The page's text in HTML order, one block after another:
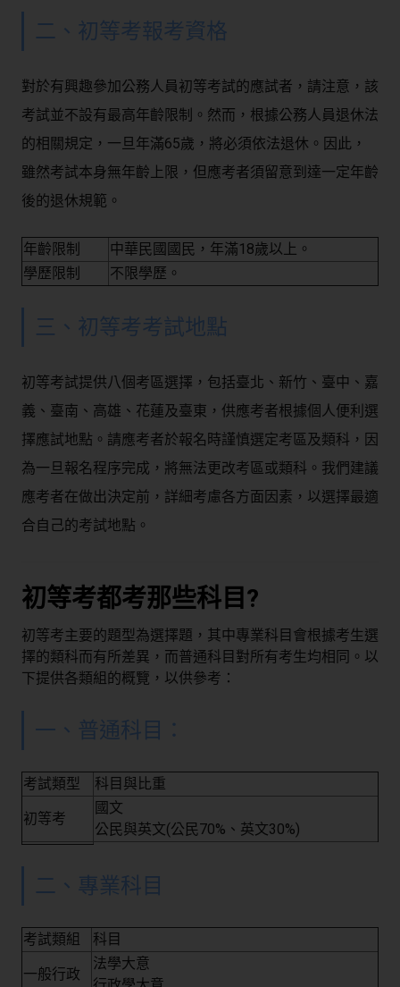
二、初等考報考資格
對於有興趣參加公務人員初等考試的應試者，請注意，該
考試並不設有最高年齡限制。然而，根據公務人員退休法
的相關規定，一旦年滿65歲，將必須依法退休。因此，
雖然考試本身無年齡上限，但應考者須留意到達一定年齡
後的退休規範。
年齡限制
中華民國國民，年滿18歲以上。
學歷限制
不限學歷。
三、初等考考試地點
初等考試提供八個考區選擇，包括臺北、新竹、臺中、嘉
義、臺南、高雄、花蓮及臺東，供應考者根據個人便利選
擇應試地點。請應考者於報名時謹慎選定考區及類科，因
為一旦報名程序完成，將無法更改考區或類科。我們建議
應考者在做出決定前，詳細考慮各方面因素，以選擇最適
合自己的考試地點。
初等考都考那些科目?
初等考主要的題型為選擇題，其中專業科目會根據考生選
擇的類科而有所差異，而普通科目對所有考生均相同。以
下提供各類組的概覽，以供參考：
一、普通科目：
考試類型 科目與比重
初等考
國文
公民與英文(公民70%、英文30%)
二、專業科目
考試類組 科目
一般行政
法學大意